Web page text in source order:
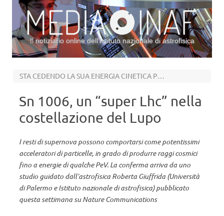
Il notiziario online dell’Istituto nazionale di astrofisica
STA CEDENDO LA SUA ENERGIA CINETICA PER ACCELERARE ADRONI
Sn 1006, un “super Lhc” nella
costellazione del Lupo
I resti di supernova possono comportarsi come potentissimi
acceleratori di particelle, in grado di produrre raggi cosmici
fino a energie di qualche PeV. La conferma arriva da uno
studio guidato dall’astrofisica Roberta Giuffrida (Università
di Palermo e Istituto nazionale di astrofisica) pubblicato
questa settimana su Nature Communications